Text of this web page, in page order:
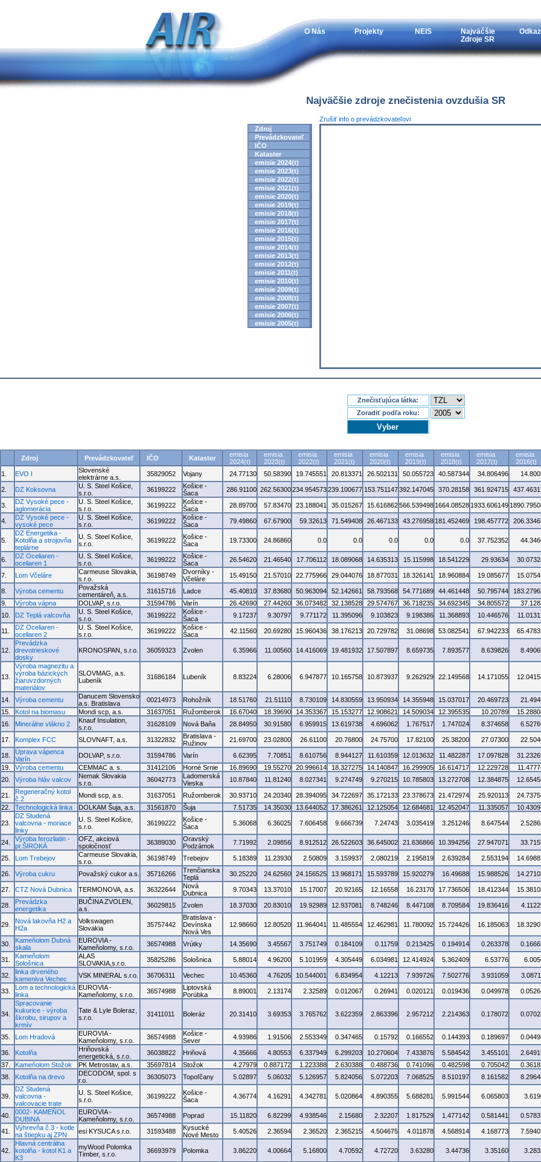
O Nás Projekty NEIS
Najväčšie
Zdroje SR
Najväčšie zdroje znečistenia ovzdušia SR
Zrušiť info o prevádzkovateľovi
Zdroj
Prevádzkovateľ
IČO
Kataster
emisie 2024(t)
emisie 2023(t)
emisie 2022(t)
emisie 2021(t)
emisie 2020(t)
emisie 2019(t)
emisie 2018(t)
emisie 2017(t)
emisie 2016(t)
emisie 2015(t)
emisie 2014(t)
emisie 2013(t)
emisie 2012(t)
emisie 2011(t)
emisie 2010(t)
emisie 2009(t)
emisie 2008(t)
emisie 2007(t)
emisie 2006(t)
emisie 2005(t)
Znečisťujúca látka:
Zoradiť podľa roku:
Zdroj Prevádzkovateľ IČO Kataster
emisia
2024(t)
emisia
2023(t)
emisia
2022(t)
emisia
2021(t)
emisia
2020(t)
emisia
2019(t)
emisia
2018(t)
emisia
2017(t)
emisia
2016(t)
1.
EVO I
Slovenské
elektrárne a.s.
35829052 Vojany 24.77130 50.58390 19.745551 20.813371 26.502131 50.055723 40.587344 34.806496
2. DZ Koksovna
U. S. Steel Košice,
s.r.o.
36199222
Košice -
Šaca
286.91100 262.56300234.954573239.100677 153.751147392.147045 370.28158 361.924715
3.
DZ Vysoké pece -
aglomerácia
U. S. Steel Košice,
s.r.o.
36199222
Košice -
Šaca
28.89700 57.83470 23.188041 35.015267 15.616862566.539498 1664.08528 1933.606149
4.
DZ Vysoké pece -
vysoké pece
U. S. Steel Košice,
s.r.o.
36199222
Košice -
Šaca
79.49860 67.67900 59.32613 71.549408 26.467133 43.276958 181.452469 198.457772
5.
DZ Energetika -
Kotolňa a strojovňa
teplárne
U. S. Steel Košice,
s.r.o.
36199222
Košice -
Šaca
19.73300 24.86860 0.0 0.0 0.0 0.0 0.0 37.752352
6.
DZ Oceliaren -
oceliaren 1
U. S. Steel Košice,
s.r.o.
36199222
Košice -
Šaca
26.54620 21.46540 17.706112 18.089068 14.635313 15.115998 18.541229 29.93634
7. Lom Včeláre
Carmeuse Slovakia,
s.r.o.
36198749
Dvorníky -
Včeláre
15.49150 21.57010 22.775966 29.044076 18.877031 18.326141 18.960884 19.085677
8. Výroba cementu
Považská
cementáreň, a.s.
31615716 Ladce 45.40810 37.83680 50.963094 52.142661 58.793568 54.771689 44.461448 50.795744
9.
Výroba vápna DOLVAP, s.r.o. 31594786 Varín 26.42690 27.44260 36.073482 32.138528 29.574767 36.718235 34.692345 34.805572
10.
DZ Teplá valcovňa
U. S. Steel Košice,
s.r.o.
36199222
Košice -
Šaca
9.17237 9.30797 9.771172 11.395096 9.103823 9.198386 11.368893 10.446576
11.
DZ Oceliaren -
oceliaren 2
U. S. Steel Košice,
s.r.o.
36199222
Košice -
Šaca
42.11560 20.69280 15.960436 38.176213 20.729782 31.08698 53.082541 67.942233
12.
Prevádzka
drevotrieskové
dosky
KRONOSPAN, s.r.o. 36059323 Zvolen 6.35966 11.00560 14.416069 19.481932 17.507897 8.659735 7.893577 8.639826
13.
Výroba magnezitu a
výroba bázických
žiaruvzdorných
materiálov
SLOVMAG, a.s.
Lubeník
31686184 Lubeník 8.83224 6.28006 6.947877 10.165758 10.873937 9.262929 22.149568 14.171055
14. Výroba cementu
Danucem Slovensko
a.s. Bratislava
00214973 Rohožník 18.51760 21.51110 8.730109 14.830559 13.950934 14.355948 15.037017 20.469723
15.
Kotol na biomasu Mondi scp, a.s. 31637051 Ružomberok 16.67040 18.39690 14.353367 15.153277 12.908621 14.509034 12.395535 10.20789
16.
Minerálne vlákno 2
Knauf Insulation,
s.r.o.
31628109 Nová Baňa 28.84950 30.91580 6.959915 13.619738 4.696062 1.767517 1.747024 8.374658
17. Komplex FCC SLOVNAFT, a.s. 31322832
Bratislava -
Ružinov
21.69700 23.02800 26.61100 20.76800 24.75700 17.82100 25.38200 27.07300
18.
Úprava vápenca
Varín
DOLVAP, s.r.o. 31594786 Varín 6.62395 7.70851 8.610756 8.944127 11.610359 12.013632 11.482287 17.097828
19.
Výroba cementu CEMMAC a. s. 31412106 Horné Srnie 16.89690 19.55270 20.996614 18.327275 14.140847 16.299905 16.614717 12.229728
20.
Výroba hláv valcov
Nemak Slovakia
s.r.o.
36042773
Ladomerská
Vieska
10.87840 11.81240 8.027341 9.274749 9.270215 10.785803 13.272708 12.384875
21.
Regeneračný kotol
č.2
Mondi scp, a.s. 31637051 Ružomberok 30.93710 24.20340 28.394095 34.722697 35.172133 23.378673 21.472974 25.920113
22.
Technologická linka DOLKAM Šuja, a.s. 31561870 Šuja 7.51735 14.35030 13.644052 17.386261 12.125054 12.684681 12.452047 11.335057
23.
DZ Studená
valcovna - moriace
linky
U. S. Steel Košice,
s.r.o.
36199222
Košice -
Šaca
5.36068 6.36025 7.606458 9.666739 7.24743 3.035419 3.251246 8.647544
24.
Výroba ferozliatin -
pr.ŠIROKÁ
OFZ, akciová
spoločnosť
36389030
Oravský
Podzámok
7.71992 2.09856 8.912512 26.522603 36.645002 21.636866 10.394256 27.947071
25. Lom Trebejov
Carmeuse Slovakia,
s.r.o.
36198749 Trebejov 5.18389 11.23930 2.50809 3.159937 2.080219 2.195819 2.639284 2.553194
26. Výroba cukru Považský cukor a.s. 35716266
Trenčianska
Teplá
30.25220 24.62560 24.156525 13.968171 15.593789 15.920279 16.49688 15.988526
27. CTZ Nová Dubnica TERMONOVA, a.s. 36322644
Nová
Dubnica
9.70343 13.37010 15.17007 20.92165 12.16558 16.23170 17.736506 18.412344
28.
Prevádzka
energetika
BUČINA ZVOLEN,
a.s.
36029815 Zvolen 18.37030 20.83010 19.92989 12.937081 8.748246 8.447108 8.709584 19.836416
29.
Nová lakovňa H2 a
H2a
Volkswagen
Slovakia
35757442
Bratislava -
Devínska
Nová Ves
12.98660 12.80520 11.964041 11.485554 12.462981 11.780092 15.724426 16.185063
30.
Kameňolom Dubná
skala
EUROVIA -
Kameňolomy, s.r.o.
36574988 Vrútky 14.35690 3.45567 3.751749 0.184109 0.11759 0.213425 0.194914 0.263378
31.
Kameňolom
Sološnica
ALAS
SLOVAKIA,s.r.o.
35825286 Sološnica 5.88014 4.96200 5.101959 4.305449 6.034981 12.414924 5.362409 6.53776
32.
linka drveného
kameniva Vechec
VSK MINERAL s.r.o. 36706311 Vechec 10.45360 4.76205 10.544001 6.834954 4.12213 7.939726 7.502776 3.931059
33.
Lom a technologická
linka
EUROVIA -
Kameňolomy, s.r.o.
36574988
Liptovská
Porúbka
8.89001 2.13174 2.32589 0.012067 0.26941 0.020121 0.019436 0.049978
34.
Spracovanie
kukurice - výroba
škrobu, sirupov a
krmív
Tate & Lyle Boleraz,
s.r.o.
31411011 Boleráz 20.31410 3.69353 3.765762 3.622359 2.863396 2.957212 2.214363 0.178072
35. Lom Hradová
EUROVIA -
Kameňolomy, s.r.o.
36574988
Košice -
Sever
4.93986 1.91506 2.553349 0.347465 0.15792 0.166552 0.144393 0.189697
36. Kotolňa
Hriňovská
energetická, s.r.o.
36038822 Hriňová 4.35666 4.80553 6.337949 6.299203 10.270604 7.433876 5.584542 3.455101
37.
Kameňolom Stožok PK Metrostav, a.s. 35697814 Stožok 4.27979 0.887172 1.223388 2.630388 0.488736 0.741096 0.482598 0.705042
38.
Kotolňa na drevo
DECODOM, spol. s
r.o.
36305073 Topoľčany 5.02897 5.06032 5.126957 5.824056 5.072203 7.068525 8.510197 8.161582
39.
DZ Studená
valcovna -
valcovacie trate
U. S. Steel Košice,
s.r.o.
36199222
Košice -
Šaca
4.36774 4.16291 4.342781 5.020864 4.890355 5.688281 5.991544 6.065803
40.
0002- KAMEŇOL
DUBINA
EUROVIA -
Kameňolomy, s.r.o.
36574988 Poprad 15.11820 6.82299 4.938546 2.15680 2.32207 1.817529 1.477142 0.581441
41.
Výhrevňa č.3 - kotle
na štiepku aj ZPN
esi KYSUCA s.r.o. 31593488
Kysucké
Nové Mesto
5.40526 2.36594 2.36520 2.365215 4.504675 4.011878 4.568914 4.168773
42.
Hlavná centrálna
kotolňa - kotol K1 a
K3
myWood Polomka
Timber, s.r.o.
36693979 Polomka 3.86220 4.00664 5.16800 4.70592 4.72720 3.63280 3.44736 3.35160